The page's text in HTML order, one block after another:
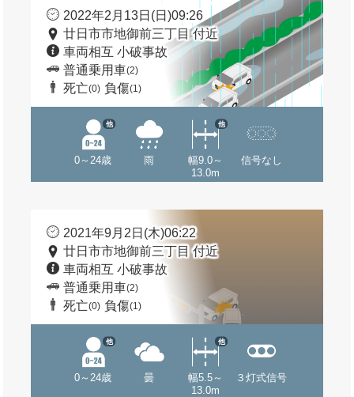
2022年2月13日(日)09:26
廿日市市地御前三丁目 付近
車両相互 小破事故
普通乗用車(2)
死亡(0) 負傷(1)
0～24歳
他
雨
幅9.0～
13.0m
他
信号なし
2021年9月2日(木)06:22
廿日市市地御前三丁目 付近
車両相互 小破事故
普通乗用車(2)
死亡(0) 負傷(1)
0～24歳
他
曇
幅5.5～
13.0m
他
３灯式信号